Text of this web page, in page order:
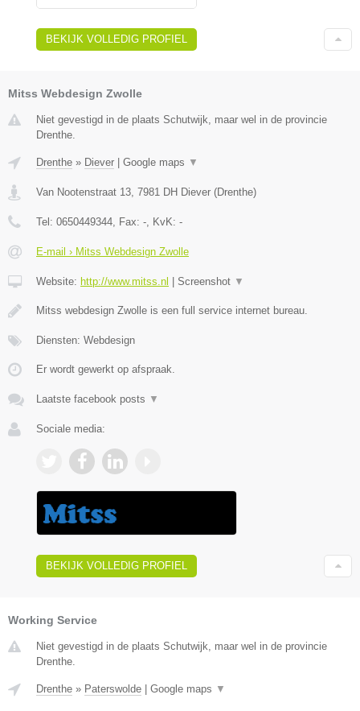
BEKIJK VOLLEDIG PROFIEL
Mitss Webdesign Zwolle
Niet gevestigd in de plaats Schutwijk, maar wel in de provincie
Drenthe.
Drenthe » Diever Google maps ▼
Van Nootenstraat 13, 7981 DH Diever (Drenthe)
Tel: 0650449344, Fax: -, KvK: -
E-mail › Mitss Webdesign Zwolle
Website: http://www.mitss.nl Screenshot ▼
Mitss webdesign Zwolle is een full service internet bureau.
Diensten: Webdesign
Er wordt gewerkt op afspraak.
Laatste facebook posts ▼
Sociale media:
BEKIJK VOLLEDIG PROFIEL
Working Service
Niet gevestigd in de plaats Schutwijk, maar wel in de provincie
Drenthe.
Drenthe » Paterswolde Google maps ▼